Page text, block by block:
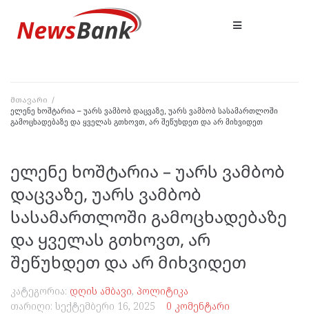
მთავარი /
ელენე ხოშტარია – უარს ვამბობ დაცვაზე, უარს ვამბობ სასამართლოში
გამოცხადებაზე და ყველას გთხოვთ, არ შეწუხდეთ და არ მიხვიდეთ
ელენე ხოშტარია – უარს ვამბობ
დაცვაზე, უარს ვამბობ
სასამართლოში გამოცხადებაზე
და ყველას გთხოვთ, არ
შეწუხდეთ და არ მიხვიდეთ
კატეგორია: დღის ამბავი, პოლიტიკა
თარიღი: სექტემბერი 16, 2025 0 კომენტარი